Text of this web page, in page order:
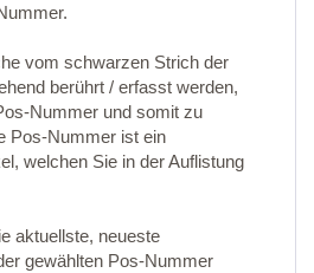
vom schwarzen Strich der
berührt / erfasst werden,
Nummer und somit zu
Pos-Nummer ist ein
welchen Sie in der Auflistung
aktuellste, neueste
gewählten Pos-Nummer